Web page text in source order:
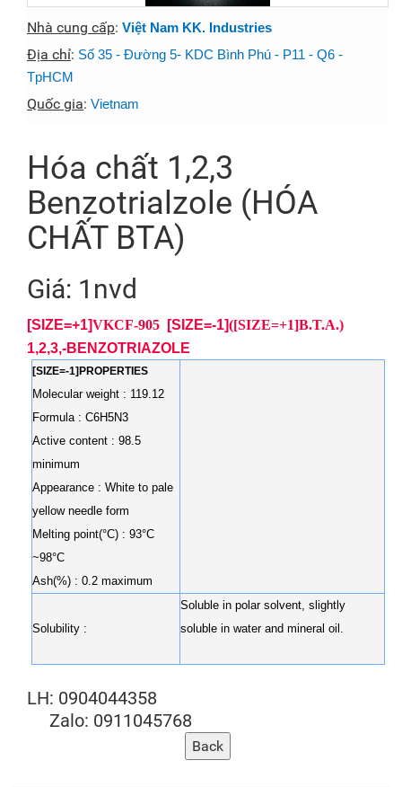
Nhà cung cấp: Việt Nam KK. Industries
Địa chỉ: Số 35 - Đường 5- KDC Bình Phú - P11 - Q6 -
TpHCM
Quốc gia: Vietnam
Hóa chất 1,2,3
Benzotrialzole (HÓA
CHẤT BTA)
Giá: 1nvd
[SIZE=+1]VKCF-905 [SIZE=-1]([SIZE=+1]B.T.A.)
1,2,3,-BENZOTRIAZOLE
[SIZE=-1]PROPERTIES
Molecular weight : 119.12
Formula : C6H5N3
Active content : 98.5
minimum
Appearance : White to pale
yellow needle form
Melting point(°C) : 93°C
~98°C
Ash(%) : 0.2 maximum
Solubility :
Soluble in polar solvent, slightly
soluble in water and mineral oil.
LH: 0904044358
Zalo: 0911045768